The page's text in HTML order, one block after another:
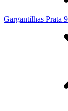
Gargantilhas Prata